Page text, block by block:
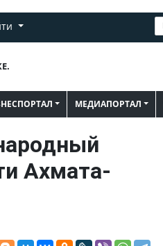
МЕДИАПОРТАЛ
Ахмата-